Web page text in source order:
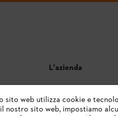
L'azienda
Catalogo
sito web utilizza cookie e
nostro sito web, impostiamo